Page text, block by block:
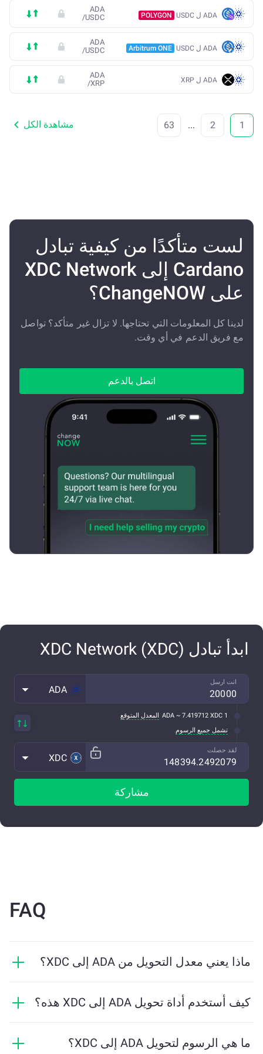
ADA ل USDC POLYGON
ADA
/USDC
ADA ل USDC Arbitrum ONE
ADA
/USDC
ADA ل XRP
ADA
/XRP
1
2
...
63 مشاهدة الكل
لست متأكدًا من كيفية تبادل
Cardano إلى XDC Network
على ChangeNOW؟
لدينا كل المعلومات التي تحتاجها. لا تزال غير متأكد؟ تواصل
مع فريق الدعم في أي وقت.
اتصل بالدعم
ابدأ تبادل XDC Network (XDC)
انت ارسل
ADA
1 ADA ~ 7.419712 XDC
المعدل المتوقع
تشمل جميع الرسوم
لقد حصلت
XDC
مشاركة
FAQ
ماذا يعني معدل التحويل من ADA إلى XDC؟
يتقلب هذا المعدل بناءً على ظروف السوق والعرض والطلب
كيف أستخدم أداة تحويل ADA إلى XDC هذه؟
الأداة بحساب الكمية التقديرية من XDC التي ستستلمها. ثم
ما هي الرسوم لتحويل ADA إلى XDC؟